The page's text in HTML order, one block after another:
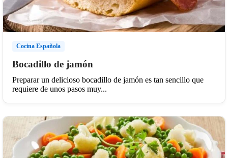
Cocina Española
Bocadillo de jamón
Preparar un delicioso bocadillo de jamón es tan sencillo que
requiere de unos pasos muy...